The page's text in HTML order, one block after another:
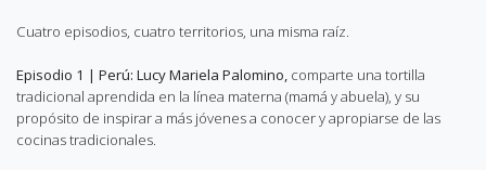
Cuatro episodios, cuatro territorios, una misma raíz.
Episodio 1 | Perú: Lucy Mariela Palomino, comparte una tortilla
tradicional aprendida en la línea materna (mamá y abuela), y su
propósito de inspirar a más jóvenes a conocer y apropiarse de las
cocinas tradicionales.